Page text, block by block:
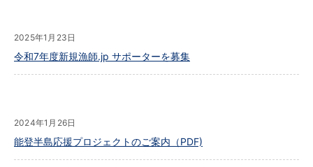
2025年1月23日
令和7年度新規漁師.jp サポーターを募集
2024年1月26日
能登半島応援プロジェクトのご案内（PDF)